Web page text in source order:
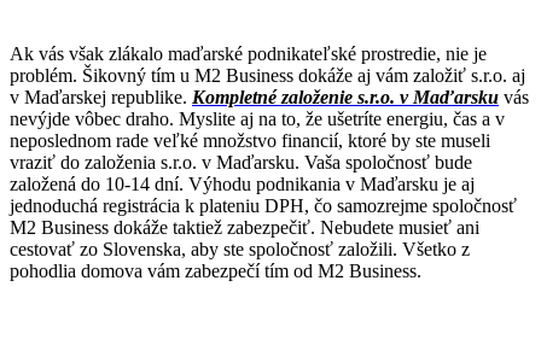
Ak vás však zlákalo maďarské podnikateľské prostredie, nie je
problém. Šikovný tím u M2 Business dokáže aj vám založiť s.r.o. aj
v Maďarskej republike. Kompletné založenie s.r.o. v Maďarsku vás
nevýjde vôbec draho. Myslite aj na to, že ušetríte energiu, čas a v
neposlednom rade veľké množstvo financií, ktoré by ste museli
vraziť do založenia s.r.o. v Maďarsku. Vaša spoločnosť bude
založená do 10-14 dní. Výhodu podnikania v Maďarsku je aj
jednoduchá registrácia k plateniu DPH, čo samozrejme spoločnosť
M2 Business dokáže taktiež zabezpečiť. Nebudete musieť ani
cestovať zo Slovenska, aby ste spoločnosť založili. Všetko z
pohodlia domova vám zabezpečí tím od M2 Business.